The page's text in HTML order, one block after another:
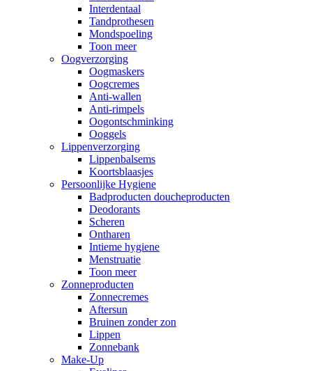
Interdentaal
Tandprothesen
Mondspoeling
Toon meer
Oogverzorging
Oogmaskers
Oogcremes
Anti-wallen
Anti-rimpels
Oogontschminking
Ooggels
Lippenverzorging
Lippenbalsems
Koortsblaasjes
Persoonlijke Hygiene
Badproducten doucheproducten
Deodorants
Scheren
Ontharen
Intieme hygiene
Menstruatie
Toon meer
Zonneproducten
Zonnecremes
Aftersun
Bruinen zonder zon
Lippen
Zonnebank
Make-Up